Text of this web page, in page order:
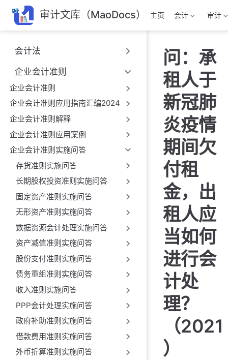
跳
至
主
內
容
审计文库（MaoDocs） 主页 会计 审计
会计法
企业会计准则
企业会计准则
企业会计准则应用指南汇编2024
企业会计准则解释
企业会计准则应用案例
企业会计准则实施问答
存货准则实施问答
长期股权投资准则实施问答
固定资产准则实施问答
无形资产准则实施问答
数据资源会计处理实施问答
资产减值准则实施问答
股份支付准则实施问答
债务重组准则实施问答
收入准则实施问答
PPP会计处理实施问答
政府补助准则实施问答
借款费用准则实施问答
外币折算准则实施问答
问：承
租人于
新冠肺
炎疫情
期间欠
付租
金，出
租人应
当如何
进行会
计处
理？
（2021
）